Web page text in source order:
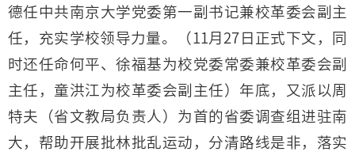
德任中共南京大学党委第一副书记兼校革委会副主
任，充实学校领导力量。（11月27日正式下文，同
时还任命何平、徐福基为校党委常委兼校革委会副
主任，童洪江为校革委会副主任）年底，又派以周
特夫（省文教局负责人）为首的省委调查组进驻南
大，帮助开展批林批乱运动，分清路线是非，落实